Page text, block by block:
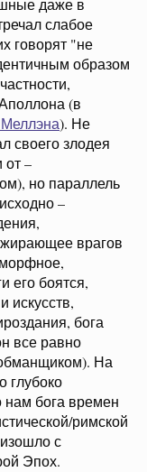
даже в
слабое
говорят "не
образом
(в
). Не
своего злодея
от –
но параллель
–
врагов
его боятся,
искусств,
бога
все равно
На
глубоко
нам бога времен
римской
с
Эпох.